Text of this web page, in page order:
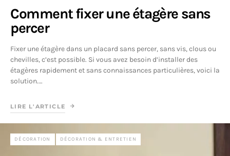
Comment fixer une étagère sans
percer
Fixer une étagère dans un placard sans percer, sans vis, clous ou
chevilles, c’est possible. Si vous avez besoin d’installer des
étagères rapidement et sans connaissances particulières, voici la
solution.…
LIRE L'ARTICLE
DÉCORATION DÉCORATION & ENTRETIEN